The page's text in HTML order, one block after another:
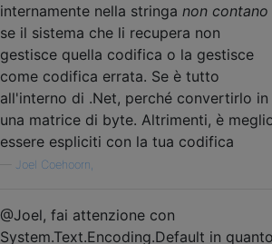
internamente nella stringa non contano
se il sistema che li recupera non
gestisce quella codifica o la gestisce
come codifica errata. Se è tutto
all'interno di .Net, perché convertirlo in
una matrice di byte. Altrimenti, è
essere espliciti con la tua codifica
Joel Coehoorn,
@Joel, fai attenzione con
System.Text.Encoding.Default in